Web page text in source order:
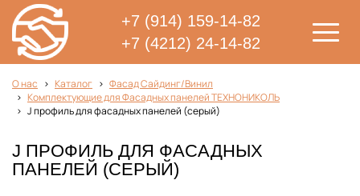
+7 (914) 159-14-82
+7 (4212) 24-14-82
О нас Каталог
Фасад Сайдинг/Винил
Комплектующие для Фасадных панелей ТЕХНОНИКОЛЬ
J профиль для фасадных панелей (серый)
J ПРОФИЛЬ ДЛЯ ФАСАДНЫХ
ПАНЕЛЕЙ (СЕРЫЙ)